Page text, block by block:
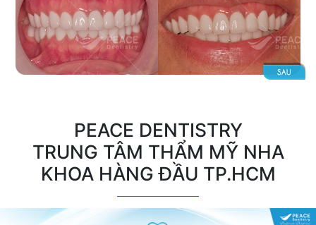
PEACE DENTISTRY
TRUNG TÂM THẨM MỸ NHA
KHOA HÀNG ĐẦU TP.HCM